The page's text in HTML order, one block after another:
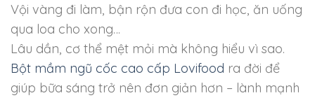
Vội vàng đi làm, bận rộn đưa con đi học, ăn uống
qua loa cho xong…
Lâu dần, cơ thể mệt mỏi mà không hiểu vì sao.
Bột mầm ngũ cốc cao cấp Lovifood ra đời để
giúp bữa sáng trở nên đơn giản hơn – lành mạnh